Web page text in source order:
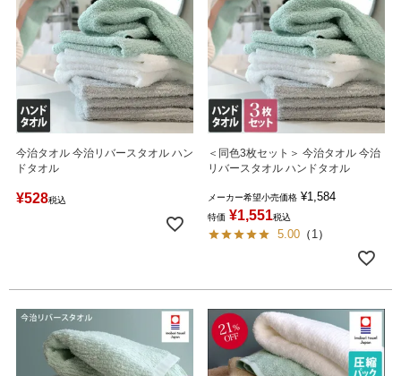
今治タオル 今治リバースタオル ハン
ドタオル
¥528税込
＜同色3枚セット＞ 今治タオル 今治
リバースタオル ハンドタオル
メーカー希望小売価格 ¥1,584
特価 ¥1,551税込
5.00 （ 1）